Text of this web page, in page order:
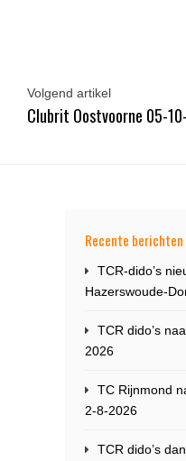
Volgend artikel
Clubrit Oostvoorne 05-
Recente berichten
TCR-dido’s
Hazerswoude-
TCR dido’s
2026
TC Rijnmond
2-8-2026
TCR dido’s